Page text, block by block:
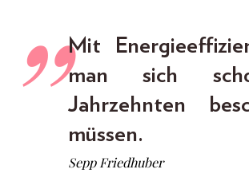
Mit
man sich
Jahrzehnten
müssen.
Sepp Friedhuber